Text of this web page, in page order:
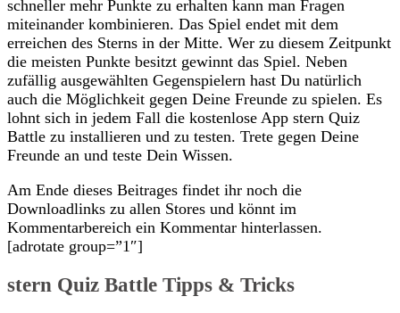
schneller mehr Punkte zu erhalten kann man Fragen
miteinander kombinieren. Das Spiel endet mit dem
erreichen des Sterns in der Mitte. Wer zu diesem Zeitpunkt
die meisten Punkte besitzt gewinnt das Spiel. Neben
zufällig ausgewählten Gegenspielern hast Du natürlich
auch die Möglichkeit gegen Deine Freunde zu spielen. Es
lohnt sich in jedem Fall die kostenlose App stern Quiz
Battle zu installieren und zu testen. Trete gegen Deine
Freunde an und teste Dein Wissen.
Am Ende dieses Beitrages findet ihr noch die
Downloadlinks zu allen Stores und könnt im
Kommentarbereich ein Kommentar hinterlassen.
[adrotate group=”1″]
stern Quiz Battle Tipps & Tricks